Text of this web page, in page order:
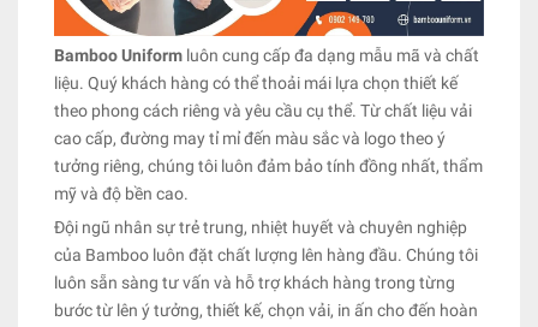
Bamboo Uniform luôn cung cấp đa dạng mẫu mã và chất
liệu. Quý khách hàng có thể thoải mái lựa chọn thiết kế
theo phong cách riêng và yêu cầu cụ thể. Từ chất liệu vải
cao cấp, đường may tỉ mỉ đến màu sắc và logo theo ý
tưởng riêng, chúng tôi luôn đảm bảo tính đồng nhất, thẩm
mỹ và độ bền cao.
Đội ngũ nhân sự trẻ trung, nhiệt huyết và chuyên nghiệp
của Bamboo luôn đặt chất lượng lên hàng đầu. Chúng tôi
luôn sẵn sàng tư vấn và hỗ trợ khách hàng trong từng
bước từ lên ý tưởng, thiết kế, chọn vải, in ấn cho đến hoàn